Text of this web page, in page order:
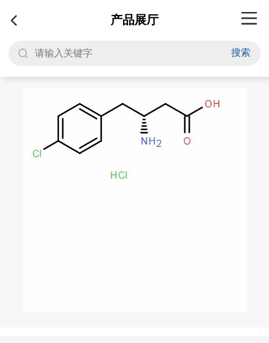
产品展厅
搜索